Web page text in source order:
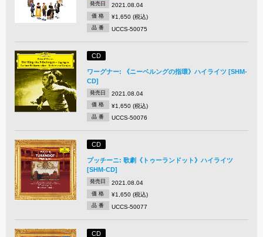
発売日 2021.08.04
価 格 ¥1,650 (税込)
品 番 UCCS-50075
CD
ワーグナー: 《ニーベルングの指環》ハイライツ [SHM-
CD]
発売日 2021.08.04
価 格 ¥1,650 (税込)
品 番 UCCS-50076
CD
プッチーニ: 歌劇《トゥーランドット》ハイライツ
[SHM-CD]
発売日 2021.08.04
価 格 ¥1,650 (税込)
品 番 UCCS-50077
CD